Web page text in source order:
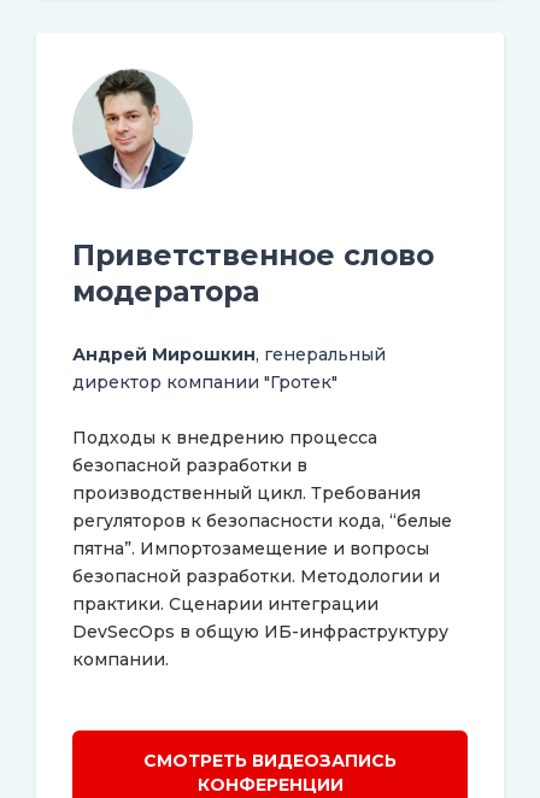
Приветственное слово
модератора
Андрей Мирошкин, генеральный
директор компании "Гротек"
Подходы к внедрению процесса
безопасной разработки в
производственный цикл. Требования
регуляторов к безопасности кода, “белые
пятна”. Импортозамещение и вопросы
безопасной разработки. Методологии и
практики. Сценарии интеграции
DevSecOps в общую ИБ-инфраструктуру
компании.
СМОТРЕТЬ ВИДЕОЗАПИСЬ
КОНФЕРЕНЦИИ